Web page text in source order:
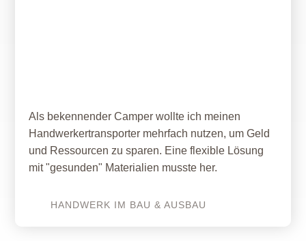
Als bekennender Camper wollte ich meinen
Handwerkertransporter mehrfach nutzen, um Geld
und Ressourcen zu sparen. Eine flexible Lösung
mit "gesunden" Materialien musste her.
HANDWERK IM BAU & AUSBAU